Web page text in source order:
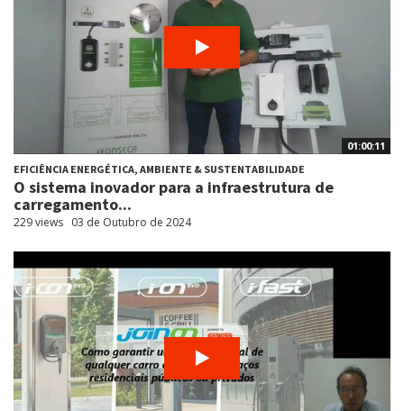
01:00:11
EFICIÊNCIA ENERGÉTICA, AMBIENTE & SUSTENTABILIDADE
O sistema inovador para a infraestrutura de
carregamento...
229 views 03 de Outubro de 2024